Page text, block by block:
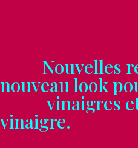
Nouvelles
nouveau look
vinaigres et
vinaigre.